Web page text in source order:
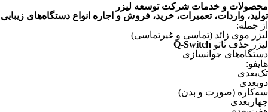
محصولات و خدمات شرکت توسعه لیزر
تولید، واردات، تعمیرات، خرید، فروش و اجاره انواع دستگاه‌های زیبایی
از جمله:
لیزر موی زائد (تماسی و غیرتماسی)
لیزر حذف تاتو Q-Switch
دستگاه‌های جوانسازی
هایفو:
تک‌بعدی
دو‌بعدی
سه‌کاره (صورت و بدن)
چهار‌بعدی